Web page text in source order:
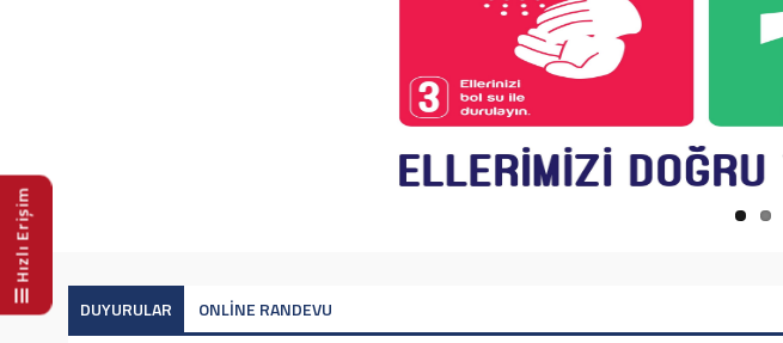
Hızlı Erişim
GAÜN TIP FAKÜLTESİ’NDEN DİŞ HEKİMLİĞİ FAKÜLTESİ ÖĞRETİM ÜYELERİNE
GAÜN DİŞ HEKİMLİĞİ FAKÜLTESİ AKADEMİK KURUL TOPLANTISI GERÇEKLEŞTİRİLDİ
DUYURULAR ONLİNE RANDEVU